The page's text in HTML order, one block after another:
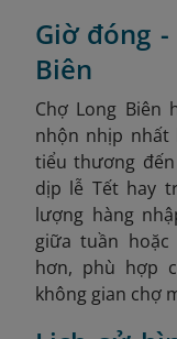
Giờ đóng
Biên
Chợ Long Biên
nhộn nhịp nhất
tiểu thương
dịp lễ Tết hay
lượng hàng
giữa tuần
hơn, phù hợp
không gian chợ